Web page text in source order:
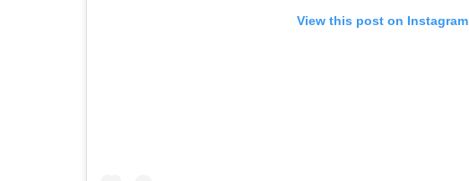
View this post on Instagram